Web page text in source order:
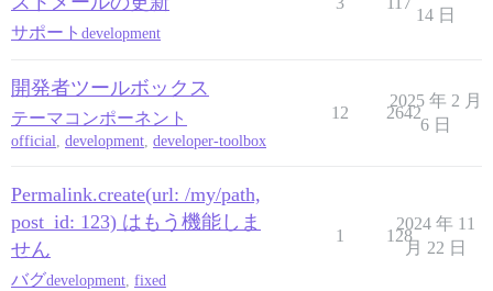
サポート development
14 日
開発者ツールボックス
テーマコンポーネント
official, development, developer-toolbox
12 2642
2025 年 2 月
6 日
Permalink.create(url: /my/path,
post_id: 123) はもう機能しま
せん
バグdevelopment fixed
1 128
2024 年 11
月 22 日